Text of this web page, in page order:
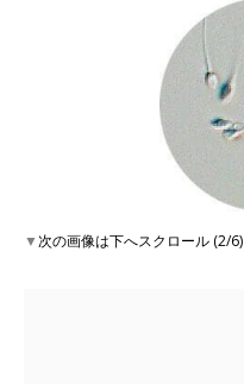
▼次の画像は下へスクロール (2/6)